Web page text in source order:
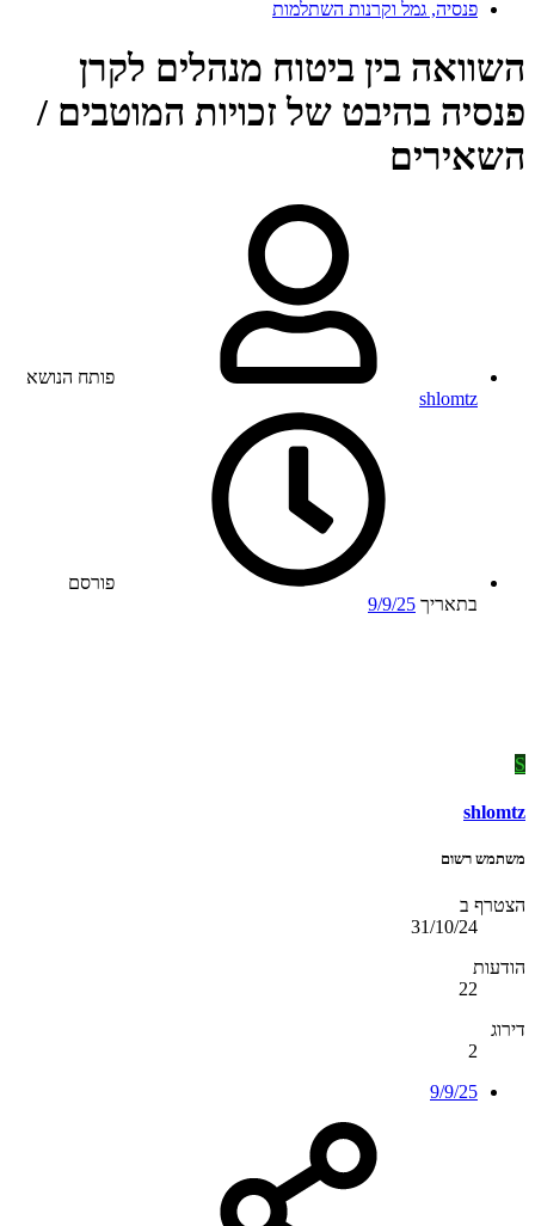
פנסיה, גמל וקרנות השתלמות
השוואה בין ביטוח מנהלים לקרן
פנסיה בהיבט של זכויות המוטבים /
השאירים
פותח הנושא
shlomtz
פורסם
בתאריך 9/9/25
S
shlomtz
משתמש רשום
הצטרף ב
31/10/24
הודעות
22
דירוג
2
9/9/25